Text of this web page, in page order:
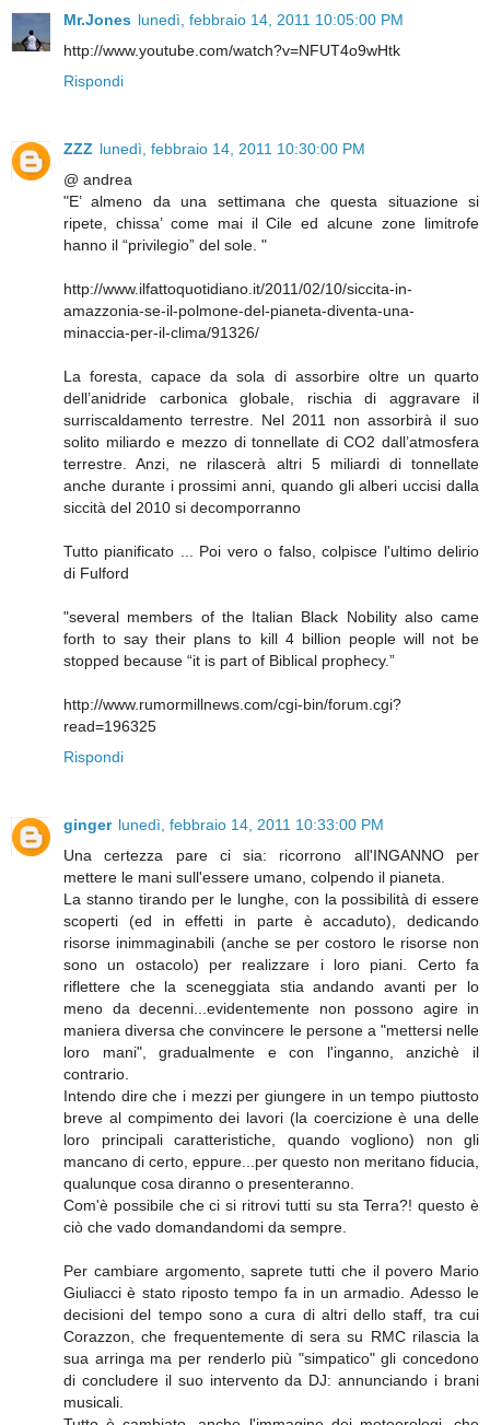
Mr.Jones lunedì, febbraio 14, 2011 10:05:00 PM
http://www.youtube.com/watch?v=NFUT4o9wHtk
Rispondi
ZZZ lunedì, febbraio 14, 2011 10:30:00 PM
@ andrea
"E’ almeno da una settimana che questa situazione si
ripete, chissa’ come mai il Cile ed alcune zone limitrofe
hanno il “privilegio” del sole. "
http://www.ilfattoquotidiano.it/2011/02/10/siccita-in-
amazzonia-se-il-polmone-del-pianeta-diventa-una-
minaccia-per-il-clima/91326/
La foresta, capace da sola di assorbire oltre un quarto
dell’anidride carbonica globale, rischia di aggravare il
surriscaldamento terrestre. Nel 2011 non assorbirà il suo
solito miliardo e mezzo di tonnellate di CO2 dall’atmosfera
terrestre. Anzi, ne rilascerà altri 5 miliardi di tonnellate
anche durante i prossimi anni, quando gli alberi uccisi dalla
siccità del 2010 si decomporranno
Tutto pianificato ... Poi vero o falso, colpisce l'ultimo delirio
di Fulford
"several members of the Italian Black Nobility also came
forth to say their plans to kill 4 billion people will not be
stopped because “it is part of Biblical prophecy.”
http://www.rumormillnews.com/cgi-bin/forum.cgi?
read=196325
Rispondi
ginger lunedì, febbraio 14, 2011 10:33:00 PM
Una certezza pare ci sia: ricorrono all'INGANNO per
mettere le mani sull'essere umano, colpendo il pianeta.
La stanno tirando per le lunghe, con la possibilità di essere
scoperti (ed in effetti in parte è accaduto), dedicando
risorse inimmaginabili (anche se per costoro le risorse non
sono un ostacolo) per realizzare i loro piani. Certo fa
riflettere che la sceneggiata stia andando avanti per lo
meno da decenni...evidentemente non possono agire in
maniera diversa che convincere le persone a "mettersi nelle
loro mani", gradualmente e con l'inganno, anzichè il
contrario.
Intendo dire che i mezzi per giungere in un tempo piuttosto
breve al compimento dei lavori (la coercizione è una delle
loro principali caratteristiche, quando vogliono) non gli
mancano di certo, eppure...per questo non meritano fiducia,
qualunque cosa diranno o presenteranno.
Com'è possibile che ci si ritrovi tutti su sta Terra?! questo è
ciò che vado domandandomi da sempre.
Per cambiare argomento, saprete tutti che il povero Mario
Giuliacci è stato riposto tempo fa in un armadio. Adesso le
decisioni del tempo sono a cura di altri dello staff, tra cui
Corazzon, che frequentemente di sera su RMC rilascia la
sua arringa ma per renderlo più "simpatico" gli concedono
di concludere il suo intervento da DJ: annunciando i brani
musicali.